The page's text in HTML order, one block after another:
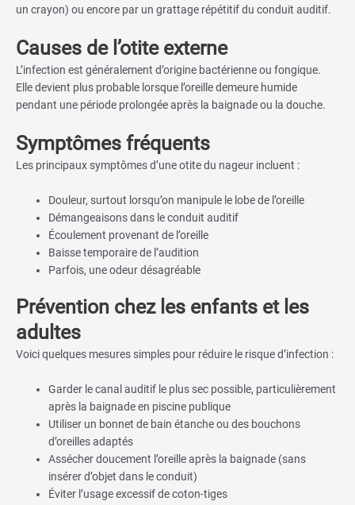
un crayon) ou encore par un grattage répétitif du conduit auditif.
Causes de l’otite externe
L’infection est généralement d’origine bactérienne ou fongique.
Elle devient plus probable lorsque l’oreille demeure humide
pendant une période prolongée après la baignade ou la douche.
Symptômes fréquents
Les principaux symptômes d’une otite du nageur incluent :
Douleur, surtout lorsqu’on manipule le lobe de l’oreille
Démangeaisons dans le conduit auditif
Écoulement provenant de l’oreille
Baisse temporaire de l’audition
Parfois, une odeur désagréable
Prévention chez les enfants et les
adultes
Voici quelques mesures simples pour réduire le risque d’infection :
Garder le canal auditif le plus sec possible, particulièrement
après la baignade en piscine publique
Utiliser un bonnet de bain étanche ou des bouchons
d’oreilles adaptés
Assécher doucement l’oreille après la baignade (sans
insérer d’objet dans le conduit)
Éviter l’usage excessif de coton-tiges